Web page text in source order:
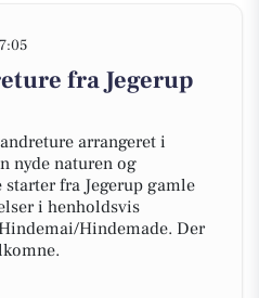
fra Jegerup
arrangeret i
nyde naturen og
fra Jegerup gamle
i henholdsvis
Hindemade. Der